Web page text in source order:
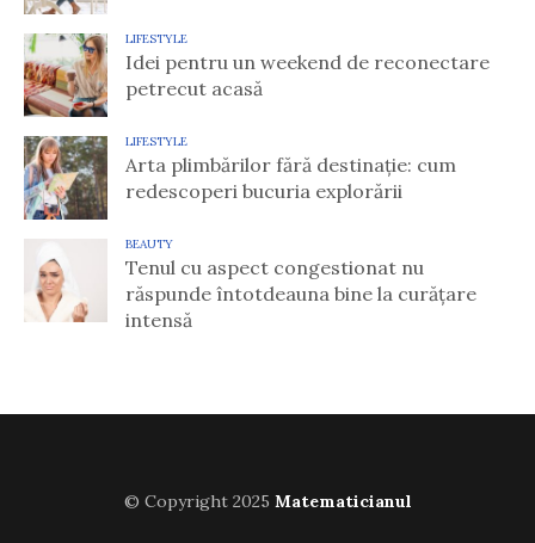
LIFESTYLE
Idei pentru un weekend de reconectare
petrecut acasă
LIFESTYLE
Arta plimbărilor fără destinație: cum
redescoperi bucuria explorării
BEAUTY
Tenul cu aspect congestionat nu
răspunde întotdeauna bine la curățare
intensă
© Copyright 2025 Matematicianul